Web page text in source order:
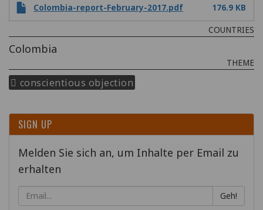
Colombia-report-February-2017.pdf 176.9 KB
COUNTRIES
Colombia
THEME
conscientious objection
SIGN UP
Melden Sie sich an, um Inhalte per Email zu
erhalten
Geh!